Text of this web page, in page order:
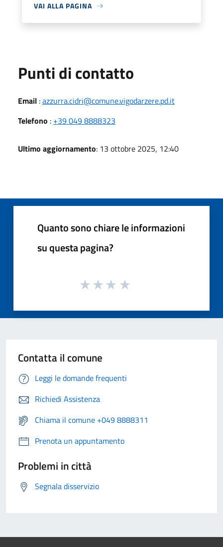
VAI ALLA PAGINA
Punti di contatto
Email :azzurra.cidri@comune.vigodarzere.pd.it
Telefono : +39 049 8888323
Ultimo aggiornamento: 13 ottobre 2025, 12:40
Quanto sono chiare le informazioni
su questa pagina?
Contatta il comune
Leggi le domande frequenti
Richiedi Assistenza
Chiama il comune +049 8888311
Prenota un appuntamento
Problemi in città
Segnala disservizio